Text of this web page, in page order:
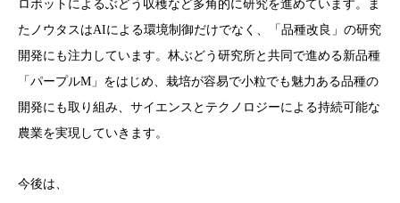
ロボットによるぶどう収穫など多角的に研究を進めています。ま
たノウタスはAIによる環境制御だけでなく、「品種改良」の研究
開発にも注力しています。林ぶどう研究所と共同で進める新品種
「パープルM」をはじめ、栽培が容易で小粒でも魅力ある品種の
開発にも取り組み、サイエンスとテクノロジーによる持続可能な
農業を実現していきます。
今後は、